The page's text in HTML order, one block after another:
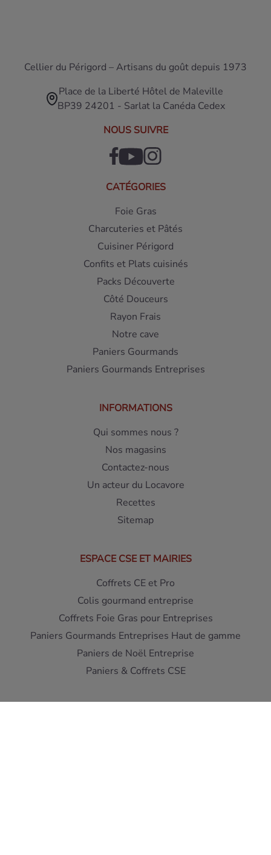
Cellier du Périgord – Artisans du goût depuis 1973
Place de la Liberté Hôtel de Maleville
BP39 24201 - Sarlat la Canéda Cedex
NOUS SUIVRE
CATÉGORIES
Foie Gras
Charcuteries et Pâtés
Cuisiner Périgord
Confits et Plats cuisinés
Packs Découverte
Côté Douceurs
Rayon Frais
Notre cave
Paniers Gourmands
Paniers Gourmands Entreprises
INFORMATIONS
Qui sommes nous ?
Nos magasins
Contactez-nous
Un acteur du Locavore
Recettes
Sitemap
ESPACE CSE ET MAIRIES
Coffrets CE et Pro
Colis gourmand entreprise
Coffrets Foie Gras pour Entreprises
Paniers Gourmands Entreprises Haut de gamme
Paniers de Noël Entreprise
Paniers & Coffrets CSE